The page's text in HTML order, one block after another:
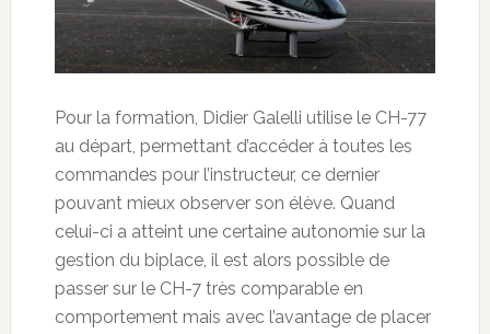
Pour la formation, Didier Galelli utilise le CH-77
au départ, permettant d’accéder à toutes les
commandes pour l’instructeur, ce dernier
pouvant mieux observer son élève. Quand
celui-ci a atteint une certaine autonomie sur la
gestion du biplace, il est alors possible de
passer sur le CH-7 très comparable en
comportement mais avec l’avantage de placer